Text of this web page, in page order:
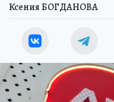
Ксения БОГДАНОВА